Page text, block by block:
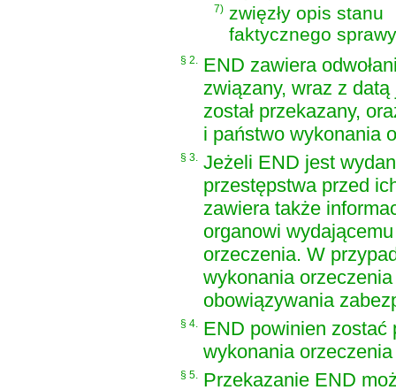
7) zwięzły opis stanu
faktycznego
§ 2. END zawiera
związany, wraz z
został przekazany,
i państwo wykonania
§ 3. Jeżeli END jest
przestępstwa przed
zawiera także
organowi
orzeczenia. W
wykonania
obowiązywania
§ 4. END powinien zostać
wykonania
§ 5. Przekazanie END